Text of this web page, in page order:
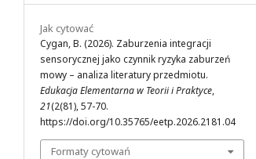
Jak cytować
Cygan, B. (2026). Zaburzenia integracji
sensorycznej jako czynnik ryzyka zaburzeń
mowy – analiza literatury przedmiotu.
Edukacja Elementarna w Teorii i Praktyce,
21(2(81), 57-70.
https://doi.org/10.35765/eetp.2026.2181.04
Formaty cytowań